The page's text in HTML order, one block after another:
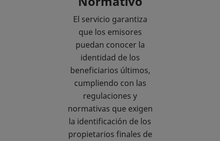
El servicio garantiza
que los emisores
puedan conocer la
identidad de los
beneficiarios últimos,
cumpliendo con las
regulaciones y
normativas que exigen
la identificación de los
propietarios finales de